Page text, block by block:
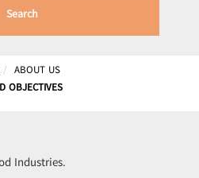
Search
ABOUT US
OBJECTIVES
Industries.